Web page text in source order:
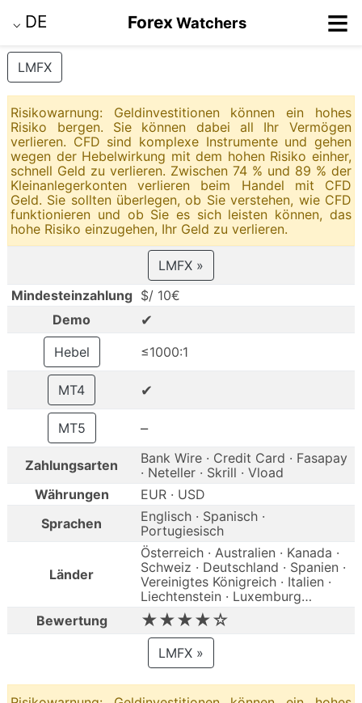
⌵ DE Forex Watchers ≡
LMFX
Risikowarnung: Geldinvestitionen können ein hohes
Risiko bergen. Sie können dabei all Ihr Vermögen
verlieren. CFD sind komplexe Instrumente und gehen
wegen der Hebelwirkung mit dem hohen Risiko einher,
schnell Geld zu verlieren. Zwischen 74 % und 89 % der
Kleinanlegerkonten verlieren beim Handel mit CFD
Geld. Sie sollten überlegen, ob Sie verstehen, wie CFD
funktionieren und ob Sie es sich leisten können, das
hohe Risiko einzugehen, Ihr Geld zu verlieren.
LMFX »
Mindesteinzahlung $/ 10€
Demo
✔
Hebel ≤1000:1
MT4 ✔
MT5 –
Zahlungsarten
Bank Wire · Credit Card · Fasapay
· Neteller · Skrill · Vload
Währungen
EUR · USD
Sprachen
Englisch · Spanisch ·
Portugiesisch
Länder
Österreich · Australien · Kanada ·
Schweiz · Deutschland · Spanien ·
Vereinigtes Königreich · Italien ·
Liechtenstein · Luxemburg…
Bewertung
★★★★☆
LMFX »